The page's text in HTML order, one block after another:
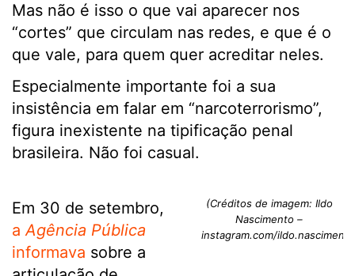
Mas não é isso o que vai aparecer nos
“cortes” que circulam nas redes, e que é o
que vale, para quem quer acreditar neles.
Especialmente importante foi a sua
insistência em falar em “narcoterrorismo”,
figura inexistente na tipificação penal
brasileira. Não foi casual.
(Créditos de imagem: Ildo
Nascimento –
instagram.com/
Em 30 de setembro,
aAgência Pública
informava sobre a